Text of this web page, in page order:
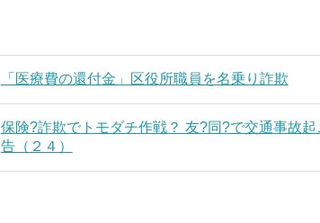
「医療費の還付金」区役所職員を名乗り詐欺
保険?詐欺でトモダチ作戦？ 友?同?で交通事故
告（２４）